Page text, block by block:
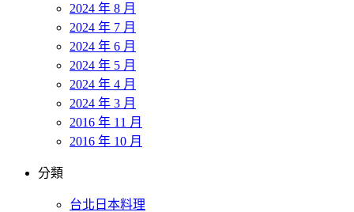
2024 年 8 月
2024 年 7 月
2024 年 6 月
2024 年 5 月
2024 年 4 月
2024 年 3 月
2016 年 11 月
2016 年 10 月
分類
台北日本料理